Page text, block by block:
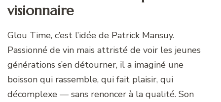
visionnaire
Glou Time, c’est l’idée de Patrick Mansuy.
Passionné de vin mais attristé de voir les jeunes
générations s’en détourner, il a imaginé une
boisson qui rassemble, qui fait plaisir, qui
décomplexe — sans renoncer à la qualité. Son